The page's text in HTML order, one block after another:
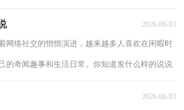
2026-06-03
网络社交的悄悄演进，越来越多人喜欢在闲暇时
的奇闻趣事和生活日常。你知道发什么样的说说
2026-06-03